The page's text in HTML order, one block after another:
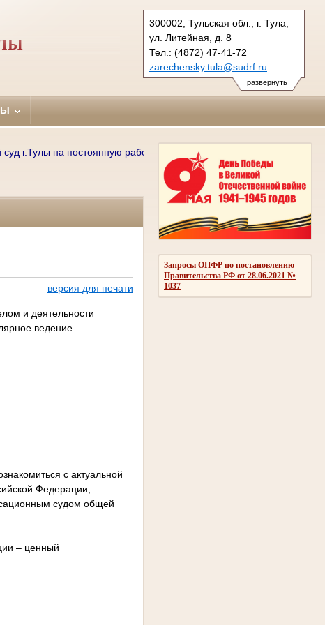
развернуть
300002, Тульская обл., г. Тула,
ул. Литейная, д. 8
Тел.: (4872) 47-41-72
zarechensky.tula@sudrf.ru
Запросы ОПФР по постановлению
Правительства РФ от 28.06.2021 №
1037
г.Тулы на постоянную работу требуются: секретари судебного
версия для печати
и деятельности
ведение
с актуальной
Федерации,
судом общей
– ценный